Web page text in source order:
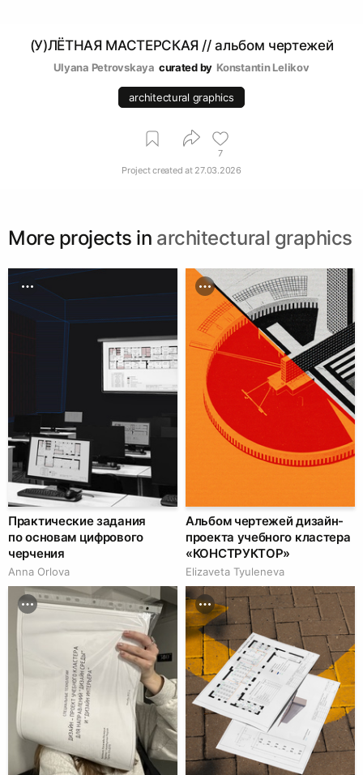
(У)ЛЁТНАЯ МАСТЕРСКАЯ // альбом чертежей
Ulyana Petrovskaya curated by Konstantin Lelikov
architectural graphics
7
Project created at 27.03.2026
More projects in architectural graphics
Практические задания
по основам цифрового
черчения
Anna Orlova
Альбом чертежей дизайн-
проекта учебного кластера
«КОНСТРУКТОР»
Elizaveta Tyuleneva